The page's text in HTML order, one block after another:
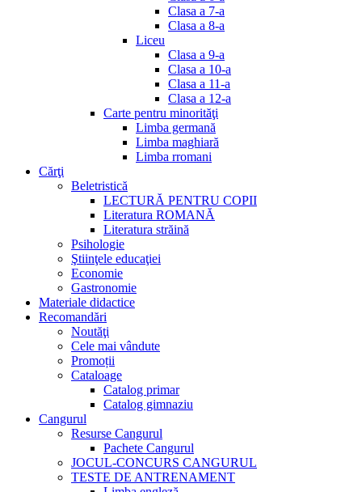
Clasa a 7-a
Clasa a 8-a
Liceu
Clasa a 9-a
Clasa a 10-a
Clasa a 11-a
Clasa a 12-a
Carte pentru minorităţi
Limba germană
Limba maghiară
Limba rromani
Cărţi
Beletristică
LECTURĂ PENTRU COPII
Literatura ROMANĂ
Literatura străină
Psihologie
Ştiinţele educaţiei
Economie
Gastronomie
Materiale didactice
Recomandări
Noutăţi
Cele mai vândute
Promoții
Cataloage
Catalog primar
Catalog gimnaziu
Cangurul
Resurse Cangurul
Pachete Cangurul
JOCUL-CONCURS CANGURUL
TESTE DE ANTRENAMENT